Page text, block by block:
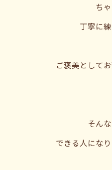
ち
丁寧に
ご褒美として
そん
できる人にな